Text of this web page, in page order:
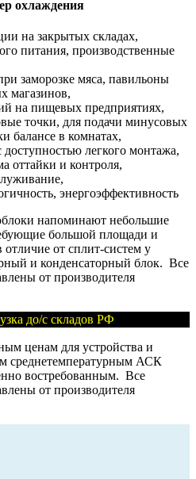
охлаждения
на закрытых складах,
питания, производственные
заморозке мяса, павильоны
магазинов,
на пищевых предприятиях,
точки, для подачи минусовых
балансе в комнатах,
доступностью легкого монтажа,
оттайки и контроля,
энергоэффективность
напоминают небольшие
большой площади и
отличие от сплит-систем у
и конденсаторный блок. Все
от производителя
до/с складов РФ
ценам для устройства и
среднетемпературным АСК
востребованным. Все
от производителя